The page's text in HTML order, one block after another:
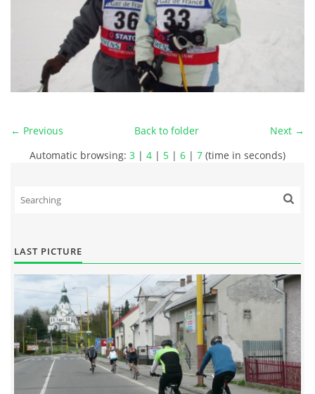
← Previous Next →
Back to folder
Automatic browsing: 3 | 4 | 5 | 6 | 7 (time in seconds)
LAST PICTURE